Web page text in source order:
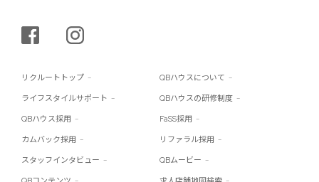
シェアする
リクルートトップ QBハウスについて
ライフスタイルサポート QBハウスの研修制度
QBハウス採用 FaSS採用
カムバック採用 リファラル採用
スタッフインタビュー QBムービー